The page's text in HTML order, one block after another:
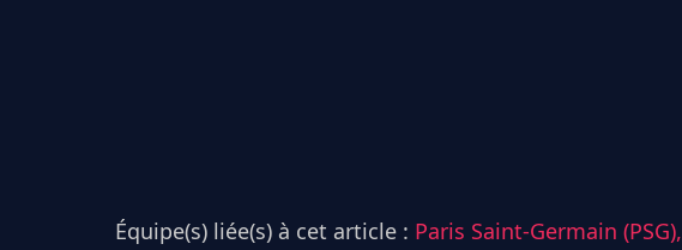
Équipe(s) liée(s) à cet article : Paris Saint-Germain (PSG),